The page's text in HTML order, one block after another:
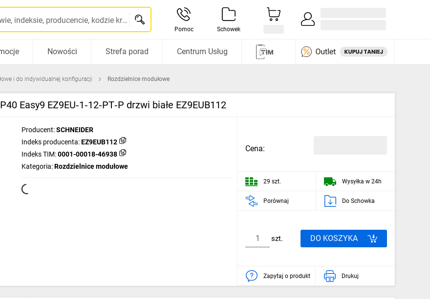
Szukaj po nazwie, indeksie, producencie, kodzie kreskowym...
Pomoc Schowek
Nowości Strefa porad Centrum Usług
i do indywidualnej konfiguracji Rozdzielnice modułowe
Easy9 EZ9EU‑1‑12‑PT‑P drzwi białe EZ9EUB112
Producent:SCHNEIDER
Indeks producenta:EZ9EUB112
Indeks TIM:0001-00018-46938
Kategoria:Rozdzielnice modułowe
Cena:
29 szt. Wysyłka w 24h
Porównaj Do Schowka
szt. DO KOSZYKA
Zapytaj o produkt Drukuj